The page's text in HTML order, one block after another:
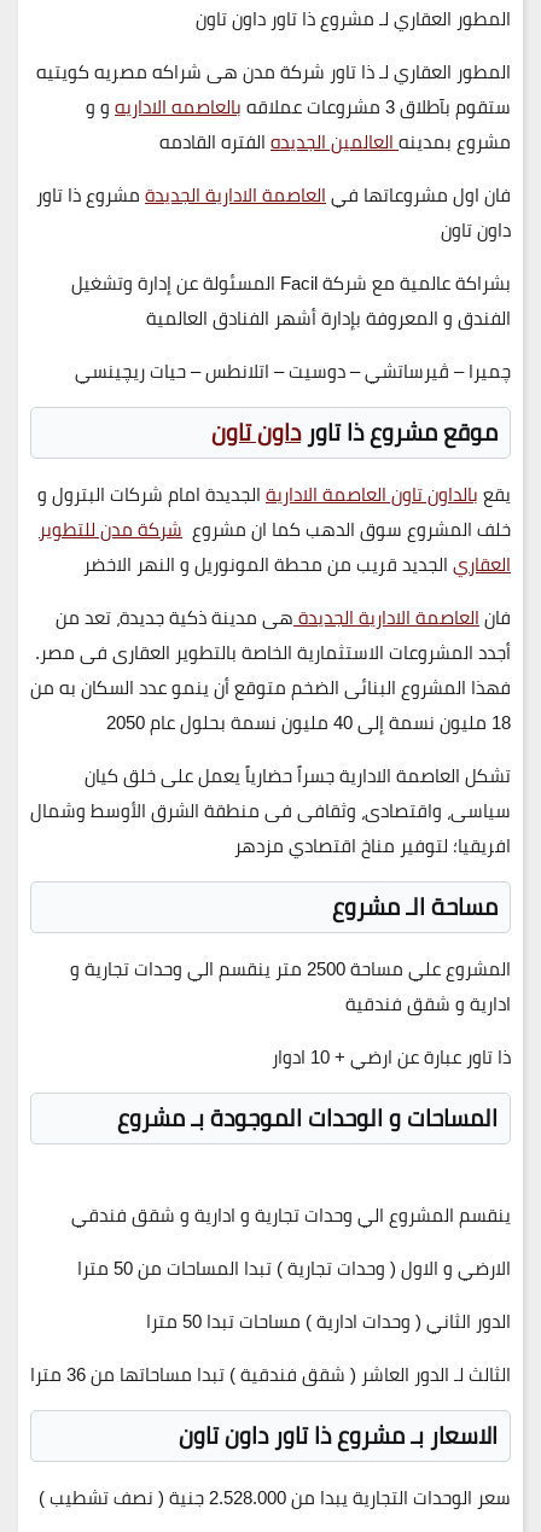
المطور العقاري لـ مشروع ذا تاور داون تاون
المطور العقاري لـ ذا تاور شركة مدن هىشراكه مصريه كويتيه
ستقوم بآطلاق3مشروعات عملاقهبالعاصمه الاداريهو و
مشروع بمدينهالعالمين الجديدهالفتره القادمه
فان اول مشروعاتها فيالعاصمة الادارية الجديدةمشروع ذاتاور
داون تاون
بشراكة عالمية معشركة Facil
المسئولة عن إدارة وتشغيل
الفندق و المعروفة بإدارة أشهر الفنادق العالمية
چميرا – ڤيرساتشي – دوسيت – اتلانطس – حيات ريچينسي
موقع مشروع ذا تاورداون تاون
يقعبالداون تاون العاصمة الاداريةالجديدة امام شركات البترول و
خلف المشروع سوق الدهب كما انمشروع شركة مدن للتطوير
العقاريالجديد قريب من محطة المونوريل و النهر الاخضر
فانالعاصمة الادارية الجديدةهى مدينة ذكية جديدة، تعد من
أجدد المشروعات الاستثمارية الخاصة بالتطوير العقارى فى مصر.
فهذا المشروع البنائى الضخم متوقع أن ينمو عدد السكان به من
18 مليون نسمة
إلى40 مليون نسمة بحلول عام2050
تشكل العاصمة الادارية جسراً حضارياً يعمل على خلق كيان
سياسى، واقتصادى، وثقافى فى منطقة الشرق الأوسط وشمال
افريقيا؛ لتوفير مناخ اقتصادي مزدهر
مساحة الـ مشروع
المشروع علي مساحة2500متر ينقسم الي وحداتتجاريةو
اداريةوشقق فندقية
ذا تاور عبارة عنارضي+
10 ادوار
المساحات و الوحدات الموجودة بـ مشروع
ينقسم المشروع الي وحداتتجاريةواداريةوشقق فندقي
الارضي و الاول (وحدات تجارية) تبدا المساحات من50مترا
الدور الثاني (وحدات ادارية) مساحات تبدا50مترا
الثالث لـ الدور العاشر (شقق فندقية) تبدا مساحاتها من36مترا
الاسعار بـ مشروع ذا تاور داون تاون
سعر الوحدات التجارية يبدا من2.528.000 جنية (نصف تشطيب)